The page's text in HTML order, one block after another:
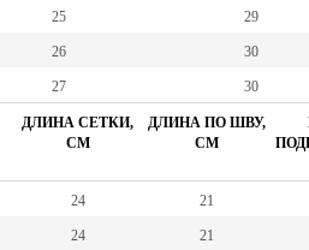
25 29
26 30
27 30
ДЛИНА СЕТКИ,
СМ
ДЛИНА ПО ШВУ,
СМ
24 21
24 21